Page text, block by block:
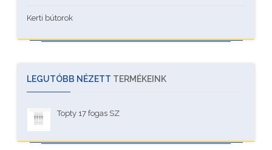
Kerti bútorok
LEGUTÓBB NÉZETT TERMÉKEINK
Topty 17 fogas SZ